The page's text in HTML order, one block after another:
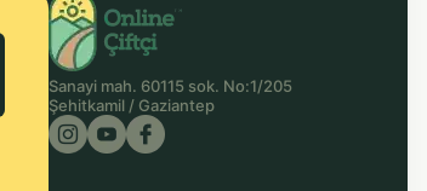
Sanayi mah. 60115 sok. No:1/205
Şehitkamil / Gaziantep